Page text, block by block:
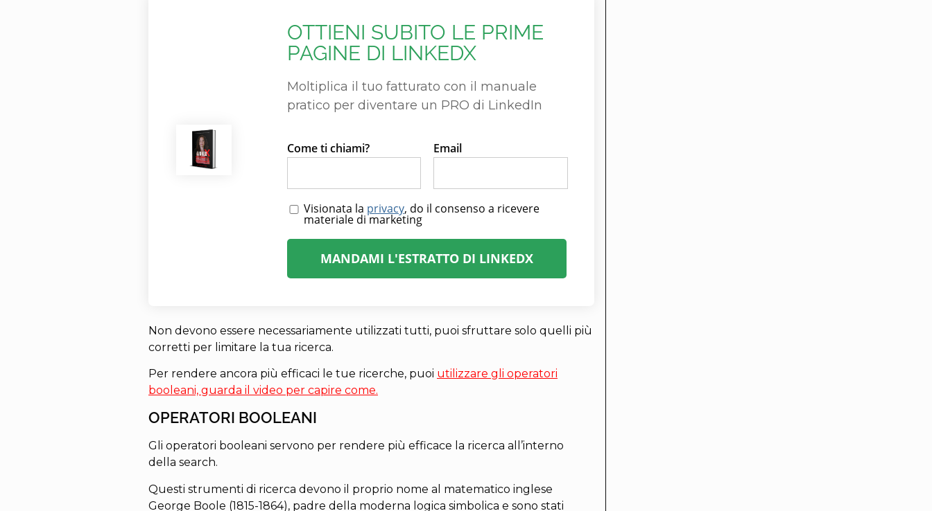
OTTIENI SUBITO LE PRIME
PAGINE DI LINKEDX
Moltiplica il tuo fatturato con il manuale
pratico per diventare un PRO di LinkedIn
Come ti chiami? Email
Visionata la privacy, do il consenso a ricevere
materiale di marketing
MANDAMI L'ESTRATTO DI LINKEDX
Non devono essere necessariamente utilizzati tutti, puoi sfruttare solo quelli più
corretti per limitare la tua ricerca.
Per rendere ancora più efficaci le tue ricerche, puoi utilizzare gli operatori
booleani, guarda il video per capire come.
OPERATORI BOOLEANI
Gli operatori booleani servono per rendere più efficace la ricerca all’interno
della search.
Questi strumenti di ricerca devono il proprio nome al matematico inglese
George Boole (1815-1864), padre della moderna logica simbolica e sono stati